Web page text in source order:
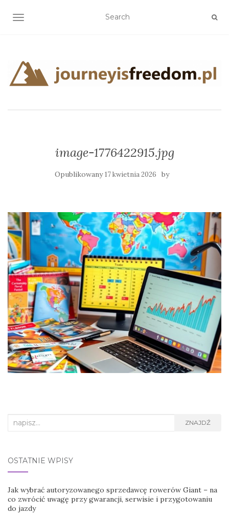
TOGGLE NAVIGATION
image-1776422915.jpg
Opublikowany17 kwietnia 2026 by
Search
ZNAJDŹ
OSTATNIE WPISY
Jak wybrać autoryzowanego sprzedawcę rowerów Giant – na
co zwrócić uwagę przy gwarancji, serwisie i przygotowaniu
do jazdy